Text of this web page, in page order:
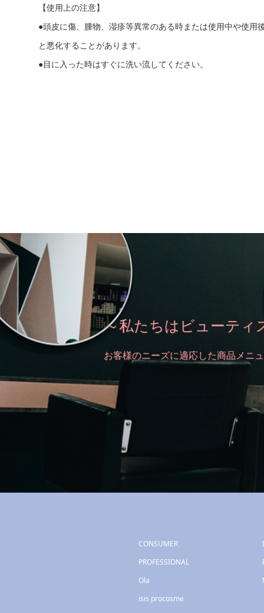
【使用上の注意】
●頭皮に傷、腫物、湿疹等異常のある時または使用中や使
と悪化することがあります。
●目に入った時はすぐに洗い流してください。
～私たちはビューティ
お客様のニーズに適応した商品メニ
CONSUMER
PROFESSIONAL
Ola
isis procosme